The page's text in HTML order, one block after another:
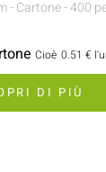
- Cartone- 400
Cioè 0.51 €
DI PIÙ